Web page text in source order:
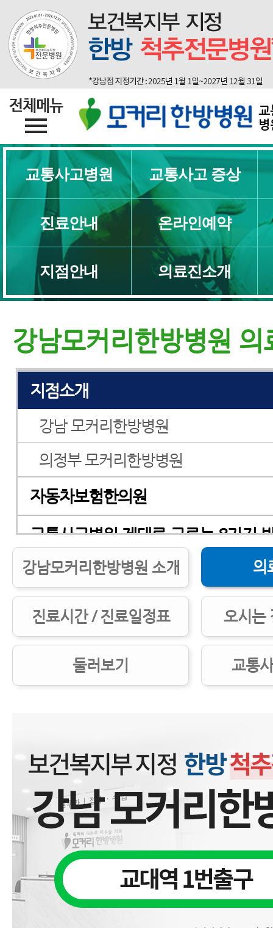
교
교통사고병원 교통사고 증상
진료안내 온라인예약
지점안내 의료진소개
강남모커리한방병원 의
교통사고한의원
지점소개
강남 모커리한방병원
의정부 모커리한방병원
자동차보험한의원
교통사고병원 제대로 고르는 8가지
교통사고병원 잘 고르는 7가지 방법
교통사고병원, 첫 병원을 잘 골라야
교통사고한의원 제대로 고르는 5가
교통사고후유증한의원, 교통사고후
교통사고한의원 한방치료의 장점
교통사고병원에서 알려주는 교통사
은 분이 잘 모르는 이야기
교통사고 한방치료 (교통사고치료)
강남모커리한방병원 소개 의
진료시간 / 진료일정표 오시는
둘러보기 교통